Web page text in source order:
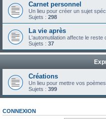
Carnet personnel
Un lieu pour créer un sujet
Sujets : 298
La vie après
L'automutilation affecte le reste
Sujets : 37
Créations
Un lieu pour mettre vos
Sujets : 399
CONNEXION